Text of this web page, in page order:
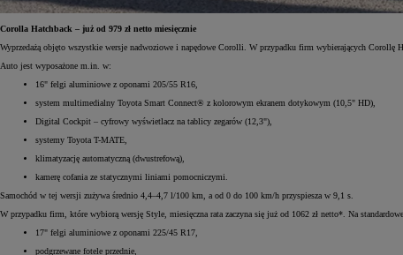
Corolla Hatchback – już od 979 zł netto miesięcznie
Wyprzedażą objęto wszystkie wersje nadwoziowe i napędowe Corolli. W przypadku firm wybierających
Auto jest wyposażone m.in. w:
16" felgi aluminiowe z oponami 205/55 R16,
system multimedialny Toyota Smart Connect® z kolorowym ekranem dotykowym (10,5" HD),
Digital Cockpit – cyfrowy wyświetlacz na tablicy zegarów (12,3"),
systemy Toyota T-MATE,
klimatyzację automatyczną (dwustrefową),
kamerę cofania ze statycznymi liniami pomocniczymi.
Samochód w tej wersji zużywa średnio 4,4–4,7 l/100 km, a od 0 do 100 km/h przyspiesza w 9,1 s.
W przypadku firm, które wybiorą wersję Style, miesięczna rata zaczyna się już od 1062 zł netto*. Na
17" felgi aluminiowe z oponami 225/45 R17,
podgrzewane fotele przednie,